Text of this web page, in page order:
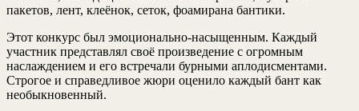
пакетов, лент, клеёнок, сеток, фоамирана бантики.
Этот конкурс был эмоционально-насыщенным. Каждый
участник представлял своё произведение с огромным
наслаждением и его встречали бурными аплодисментами.
Строгое и справедливое жюри оценило каждый бант как
необыкновенный.